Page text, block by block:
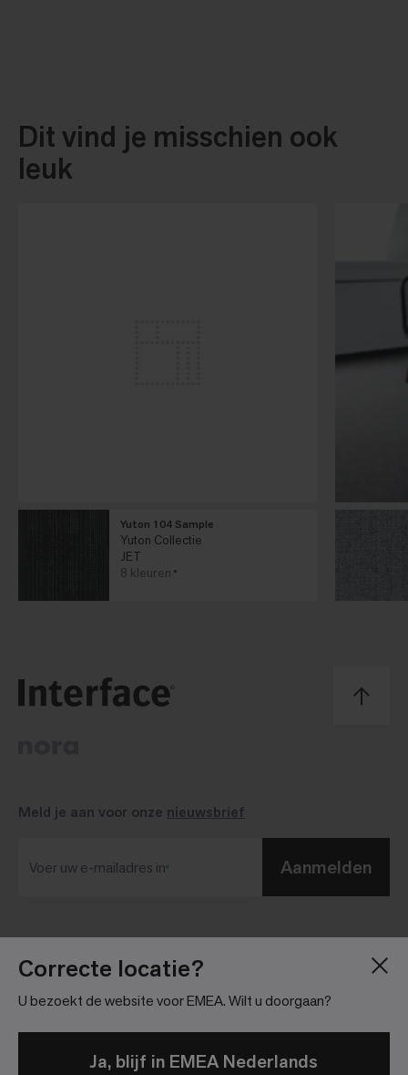
Correcte locatie?
U bezoekt de website voor EMEA. Wilt u doorgaan?
Ja, blijf in EMEA Nederlands
Dit vind je misschien ook
leuk
Yuton 104 Sample
Yuton Collectie
JET
8 kleuren
Over
Vacatures
Community richtlijnen
Meld je aan voor onze nieuwsbrief
Voer uw e-mailadres in​ Aanmelden